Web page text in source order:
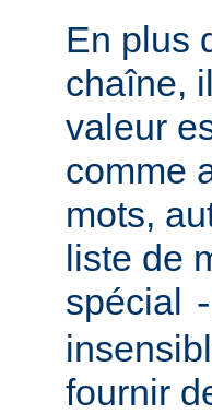
En plus
chaîne,
valeur
comme
mots,
liste de
spécial
fournir